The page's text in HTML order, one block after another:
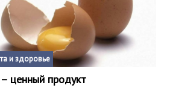
и здоровье
ценный продукт